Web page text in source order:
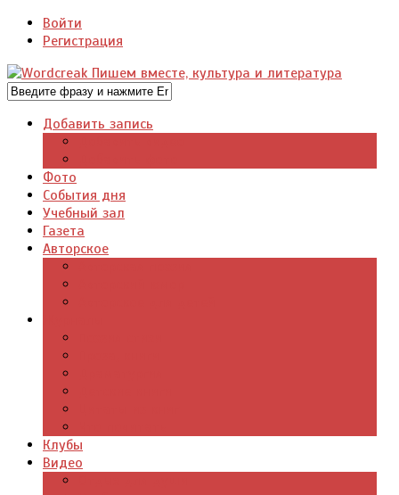
Войти
Регистрация
Добавить запись
Фото
События дня
Учебный зал
Газета
Авторское
Клубы
Видео